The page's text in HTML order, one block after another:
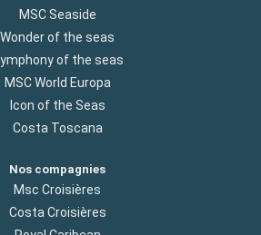
MSC Seaside
Wonder of the seas
of the seas
MSC World Europa
Icon of the Seas
Costa Toscana
Nos compagnies
Msc Croisières
Costa Croisières